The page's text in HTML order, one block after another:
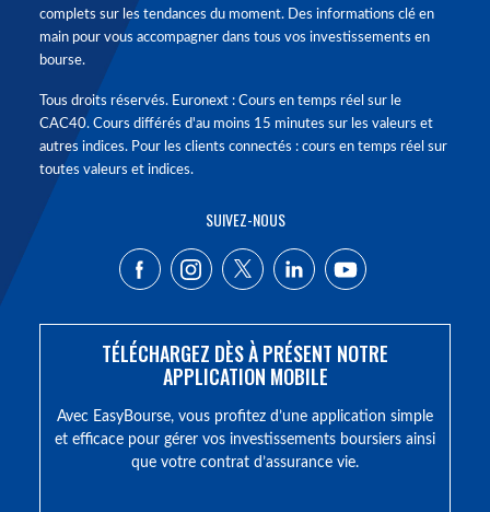
complets sur les tendances du moment. Des informations clé en
main pour vous accompagner dans tous vos investissements en
bourse.
Tous droits réservés. Euronext : Cours en temps réel sur le
CAC40. Cours différés d'au moins 15 minutes sur les valeurs et
autres indices. Pour les clients connectés : cours en temps réel sur
toutes valeurs et indices.
SUIVEZ-NOUS
TÉLÉCHARGEZ DÈS À PRÉSENT NOTRE
APPLICATION MOBILE
Avec EasyBourse, vous profitez d’une application simple
et efficace pour gérer vos investissements boursiers ainsi
que votre contrat d’assurance vie.